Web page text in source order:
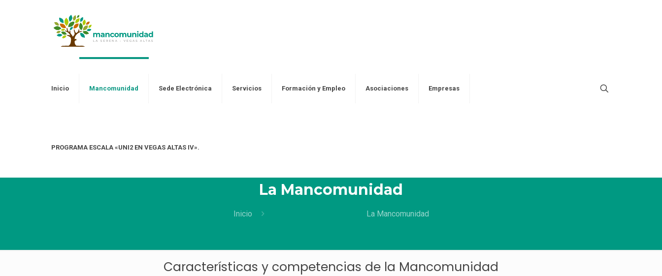
Inicio Mancomunidad Sede Electrónica Servicios Formación y Empleo Asociaciones Empresas
PROGRAMA ESCALA «UNI2 EN VEGAS ALTAS IV».
La Mancomunidad
Inicio La Mancomunidad
Características y competencias de la Mancomunidad